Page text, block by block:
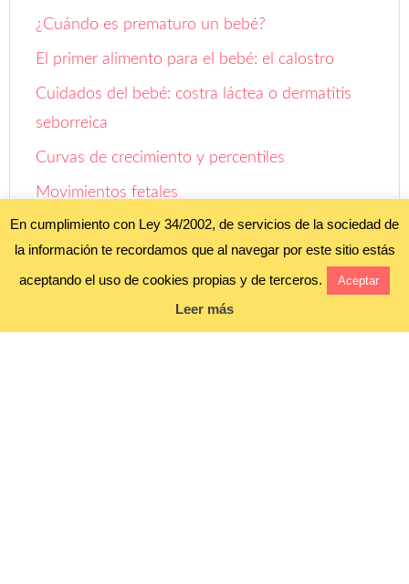
¿Cuándo es prematuro un bebé?
El primer alimento para el bebé: el calostro
Cuidados del bebé: costra láctea o dermatitis
seborreica
Curvas de crecimiento y percentiles
Movimientos fetales
Tipos de portabebés: bandolera con anillas
Cuándo dar la noticia ¡Esperamos un bebé!
Aviso legal y política de privacidad
En cumplimiento con Ley 34/2002, de servicios de la sociedad de
la información te recordamos que al navegar por este sitio estás
aceptando el uso de cookies propias y de terceros.
Aceptar
Leer más